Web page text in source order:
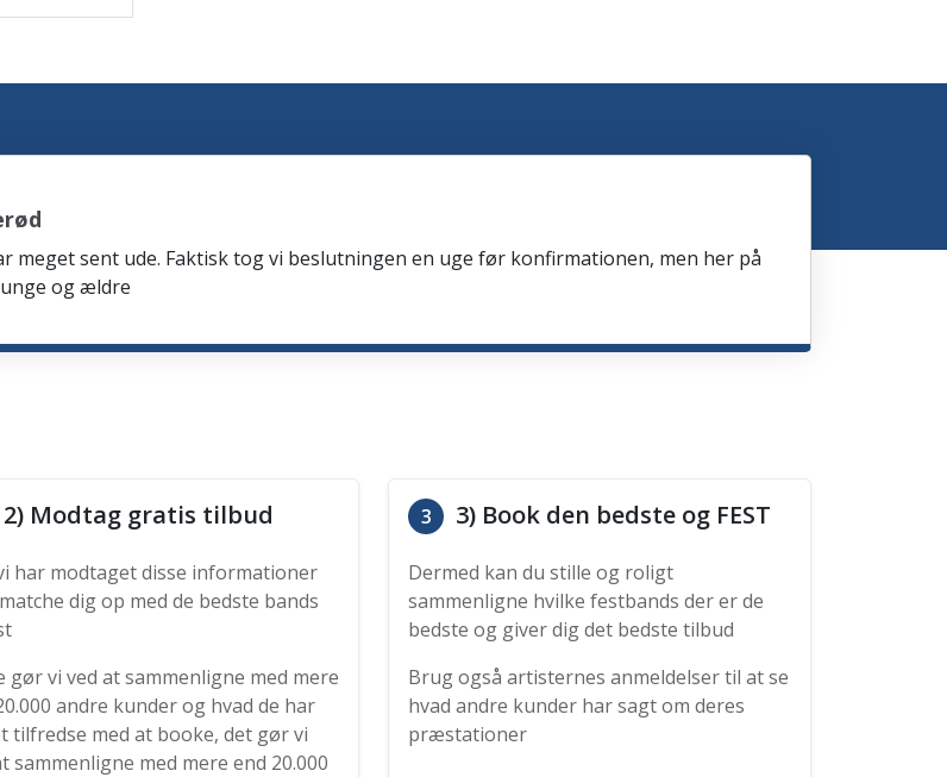
meget sent ude. Faktisk tog vi beslutningen en uge før konfirmationen, men her på
og ældre
2) Modtag gratis tilbud
har modtaget disse informationer
dig op med de bedste bands
gør vi ved at sammenligne med mere
andre kunder og hvad de har
tilfredse med at booke, det gør vi
sammenligne med mere end 20.000
3 3) Book den bedste og FEST
Dermed kan du stille og roligt
sammenligne hvilke festbands der er de
bedste og giver dig det bedste tilbud
Brug også artisternes anmeldelser til at se
hvad andre kunder har sagt om deres
præstationer